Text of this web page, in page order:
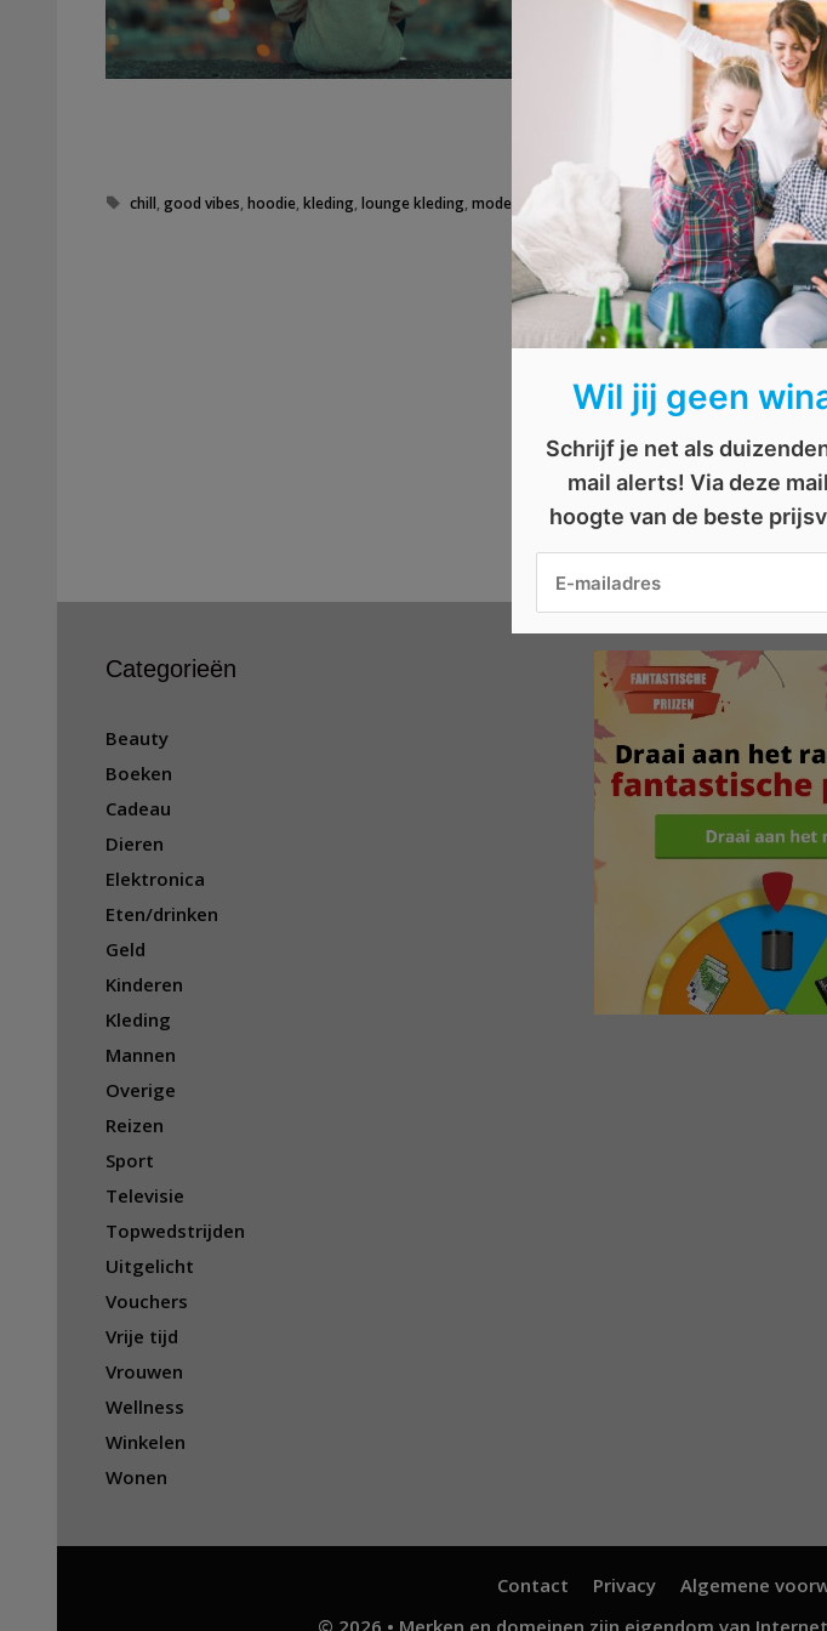
Wil jij binnenkort
snel in voor deze
Tags
chill,good vibes,hoodie,kleding,lounge kleding,mode ms mode story sweater,warm,wedstrijd,
Categorieën
Beauty
Boeken
Cadeau
Dieren
Elektronica
Eten/drinken
Geld
Kinderen
Kleding
Mannen
Overige
Reizen
Sport
Televisie
Topwedstrijden
Uitgelicht
Vouchers
Vrije tijd
Vrouwen
Wellness
Winkelen
Wonen
Contact Privacy Algemene
Wil jij geen
Schrijf je net als
mail alerts! Via deze
hoogte van de beste